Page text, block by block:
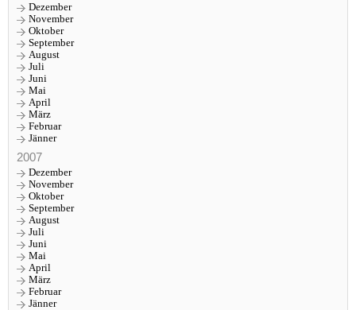
Dezember
November
Oktober
September
August
Juli
Juni
Mai
April
März
Februar
Jänner
2007
Dezember
November
Oktober
September
August
Juli
Juni
Mai
April
März
Februar
Jänner